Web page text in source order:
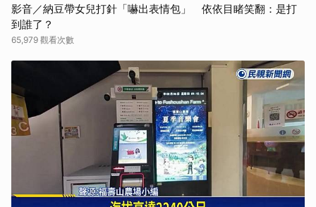
影音／納豆帶女兒打針「嚇出表情包」 依依目睹笑翻：是打
到誰了？
65,979 觀看次數